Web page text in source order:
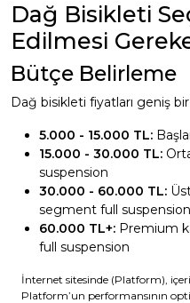
Dağ Bisikleti
Edilmesi
Bütçe Belirleme
Dağ bisikleti fiyatları geniş bir
5.000 - 15.000 TL:
15.000 - 30.000 TL:
suspension
30.000 - 60.000 TL:
segment full suspension
60.000 TL+: Premium
full suspension
Kullanım Amacı